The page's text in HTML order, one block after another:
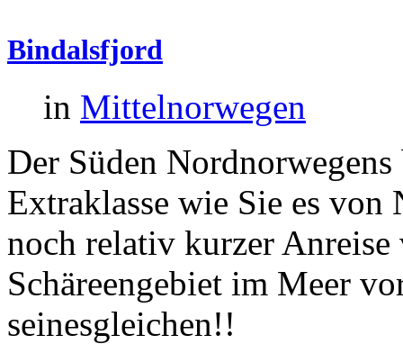
Bindalsfjord
in Mittelnorwegen
Der Süden
Extraklasse wie Sie es von
noch relativ kurzer Anreise
Schäreengebiet im Meer
seinesgleichen!!